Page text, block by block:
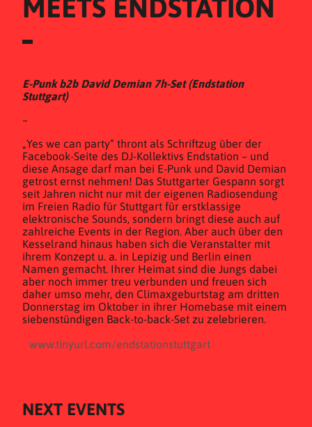
MEETS ENDSTATION
E-Punk b2b David Demian 7h-Set (Endstation
Stuttgart)
–
„Yes we can party“ thront als Schriftzug über der
Facebook-Seite des DJ-Kollektivs Endstation – und
diese Ansage darf man bei E-Punk und David Demian
getrost ernst nehmen! Das Stuttgarter Gespann sorgt
seit Jahren nicht nur mit der eigenen Radiosendung
im Freien Radio für Stuttgart für erstklassige
elektronische Sounds, sondern bringt diese auch auf
zahlreiche Events in der Region. Aber auch über den
Kesselrand hinaus haben sich die Veranstalter mit
ihrem Konzept u. a. in Lepizig und Berlin einen
Namen gemacht. Ihrer Heimat sind die Jungs dabei
aber noch immer treu verbunden und freuen sich
daher umso mehr, den Climaxgeburtstag am dritten
Donnerstag im Oktober in ihrer Homebase mit einem
siebenstündigen Back-to-back-Set zu zelebrieren.
www.tinyurl.com/endstationstuttgart
NEXT EVENTS